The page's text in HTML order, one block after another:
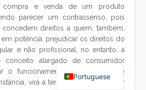
compra e venda de um produto
parecer um contrassenso, pois
direitos a quem, também,
potência, prejudicar os direitos do
e não profissional, no entanto, a
conceito alargado de consumidor
o funcionamento da economia, o
virá a ter o condão de alertar
Portuguese
Chinese